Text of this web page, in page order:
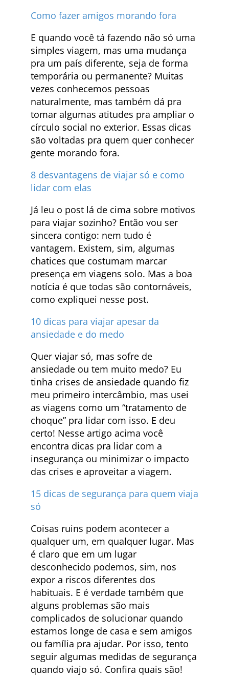
Como fazer amigos morando fora
E quando você tá fazendo não só uma
simples viagem, mas uma mudança
pra um país diferente, seja de forma
temporária ou permanente? Muitas
vezes conhecemos pessoas
naturalmente, mas também dá pra
tomar algumas atitudes pra ampliar o
círculo social no exterior. Essas dicas
são voltadas pra quem quer conhecer
gente morando fora.
8 desvantagens de viajar só e como
lidar com elas
Já leu o post lá de cima sobre motivos
para viajar sozinho? Então vou ser
sincera contigo: nem tudo é
vantagem. Existem, sim, algumas
chatices que costumam marcar
presença em viagens solo. Mas a boa
notícia é que todas são contornáveis,
como expliquei nesse post.
10 dicas para viajar apesar da
ansiedade e do medo
Quer viajar só, mas sofre de
ansiedade ou tem muito medo? Eu
tinha crises de ansiedade quando fiz
meu primeiro intercâmbio, mas usei
as viagens como um “tratamento de
choque” pra lidar com isso. E deu
certo! Nesse artigo acima você
encontra dicas pra lidar com a
insegurança ou minimizar o impacto
das crises e aproveitar a viagem.
15 dicas de segurança para quem viaja
só
Coisas ruins podem acontecer a
qualquer um, em qualquer lugar. Mas
é claro que em um lugar
desconhecido podemos, sim, nos
expor a riscos diferentes dos
habituais. E é verdade também que
alguns problemas são mais
complicados de solucionar quando
estamos longe de casa e sem amigos
ou família pra ajudar. Por isso, tento
seguir algumas medidas de segurança
quando viajo só. Confira quais são!